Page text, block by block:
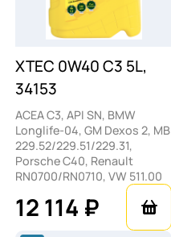
XTEC 0W40 C3 5L,
34153
ACEA C3, API SN, BMW
Longlife-04, GM Dexos 2, MB
229.52/229.51/229.31,
Porsche C40, Renault
RN0700/RN0710, VW 511.00
12 114 ₽